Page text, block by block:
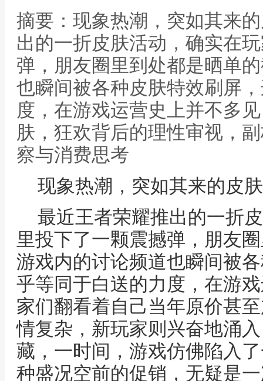
摘要：现象热潮，突如其来
出的一折皮肤活动，确实在
弹，朋友圈里到处都是晒单
也瞬间被各种皮肤特效刷屏
度，在游戏运营史上并不多
肤，狂欢背后的理性审视，
察与消费思考
现象热潮，突如其来的皮
最近王者荣耀推出的一折
里投下了一颗震撼弹，朋友
游戏内的讨论频道也瞬间被
乎等同于白送的力度，在游
家们翻看着自己当年原价甚
情复杂，新玩家则兴奋地涌
藏，一时间，游戏仿佛陷入
种盛况空前的促销，无疑是